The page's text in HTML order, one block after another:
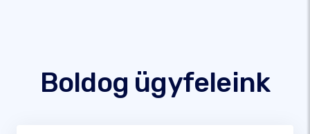
Boldog ügyfeleink